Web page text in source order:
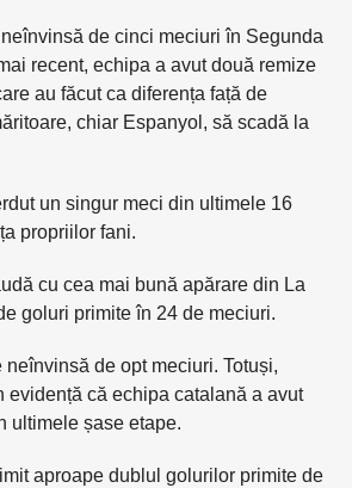
de cinci meciuri în Segunda
recent, echipa a avut două remize
au făcut ca diferența față de
chiar Espanyol, să scadă la
un singur meci din ultimele 16
propriilor fani.
cu cea mai bună apărare din La
goluri primite în 24 de meciuri.
neînvinsă de opt meciuri. Totuși,
evidență că echipa catalană a avut
ultimele șase etape.
aproape dublul golurilor primite de